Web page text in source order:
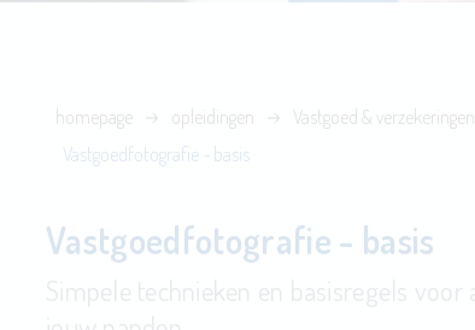
homepage opleidingen Vastgoed & verzekeringen
Vastgoedfotografie - basis
Vastgoedfotografie - basis